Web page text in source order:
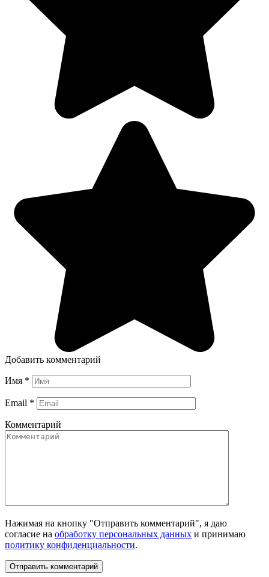
Добавить комментарий
Имя *
Email *
Комментарий
Нажимая на кнопку "Отправить комментарий", я даю
согласие на обработку персональных данных и принимаю
политику конфиденциальности.